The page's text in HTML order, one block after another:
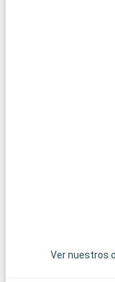
Ver nuestros